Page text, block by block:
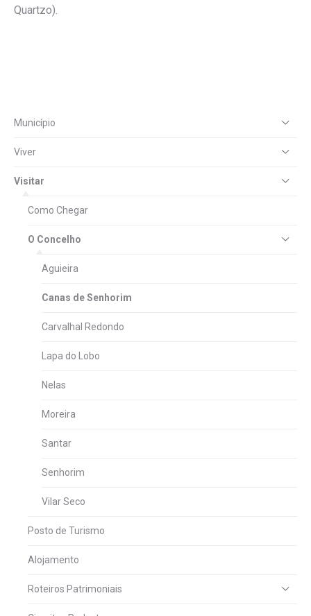
Quartzo).
Município
Viver
Visitar
Como Chegar
O Concelho
Aguieira
Canas de Senhorim
Carvalhal Redondo
Lapa do Lobo
Nelas
Moreira
Santar
Senhorim
Vilar Seco
Posto de Turismo
Alojamento
Roteiros Patrimoniais